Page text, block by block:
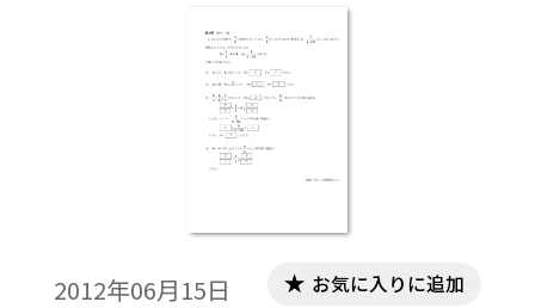
2012年06月15日 お気に入りに追加